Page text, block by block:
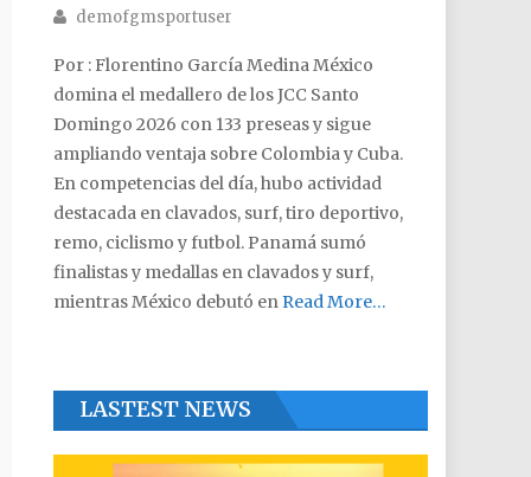
Author
demofgmsportuser
Por : Florentino García Medina México
domina el medallero de los JCC Santo
Domingo 2026 con 133 preseas y sigue
ampliando ventaja sobre Colombia y Cuba.
En competencias del día, hubo actividad
destacada en clavados, surf, tiro deportivo,
remo, ciclismo y futbol. Panamá sumó
finalistas y medallas en clavados y surf,
mientras México debutó en Read More…
LASTEST NEWS